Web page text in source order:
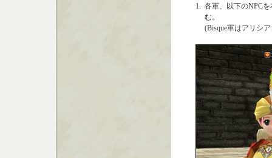
1. 各軍、以下のNPC
む。
(Bisque軍はアリシ